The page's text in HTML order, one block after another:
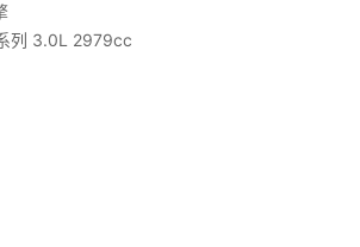
列 3.0L 2979cc